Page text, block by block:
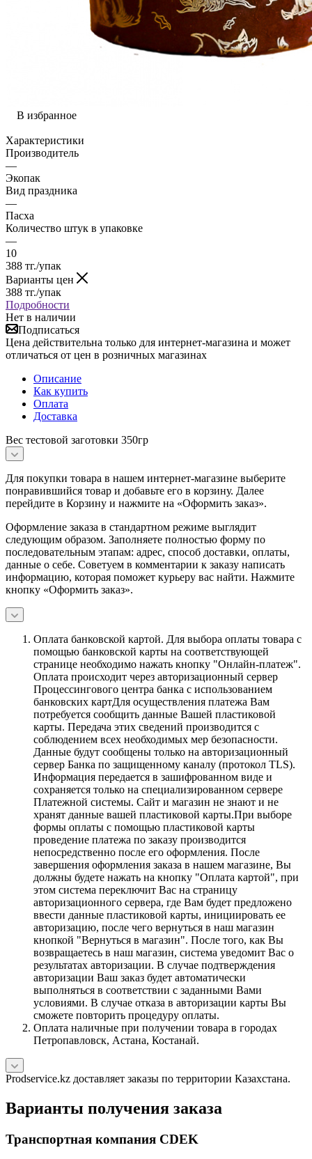
В избранное
Характеристики
Производитель
—
Экопак
Вид праздника
—
Пасха
Количество штук в упаковке
—
10
388 тг./упак
Варианты цен
388 тг./упак
Подробности
Нет в наличии
Подписаться
Цена действительна только для интернет-магазина и может
отличаться от цен в розничных магазинах
Описание
Как купить
Оплата
Доставка
Вес тестовой заготовки 350гр
Для покупки товара в нашем интернет-магазине выберите
понравившийся товар и добавьте его в корзину. Далее
перейдите в Корзину и нажмите на «Оформить заказ».
Оформление заказа в стандартном режиме выглядит
следующим образом. Заполняете полностью форму по
последовательным этапам: адрес, способ доставки, оплаты,
данные о себе. Советуем в комментарии к заказу написать
информацию, которая поможет курьеру вас найти. Нажмите
кнопку «Оформить заказ».
Оплата банковской картой. Для выбора оплаты товара с
помощью банковской карты на соответствующей
странице необходимо нажать кнопку "Онлайн-платеж".
Оплата происходит через авторизационный сервер
Процессингового центра банка с использованием
банковских картДля осуществления платежа Вам
потребуется сообщить данные Вашей пластиковой
карты. Передача этих сведений производится с
соблюдением всех необходимых мер безопасности.
Данные будут сообщены только на авторизационный
сервер Банка по защищенному каналу (протокол TLS).
Информация передается в зашифрованном виде и
сохраняется только на специализированном сервере
Платежной системы. Сайт и магазин не знают и не
хранят данные вашей пластиковой карты.При выборе
формы оплаты с помощью пластиковой карты
проведение платежа по заказу производится
непосредственно после его оформления. После
завершения оформления заказа в нашем магазине, Вы
должны будете нажать на кнопку "Оплата картой", при
этом система переключит Вас на страницу
авторизационного сервера, где Вам будет предложено
ввести данные пластиковой карты, инициировать ее
авторизацию, после чего вернуться в наш магазин
кнопкой "Вернуться в магазин". После того, как Вы
возвращаетесь в наш магазин, система уведомит Вас о
результатах авторизации. В случае подтверждения
авторизации Ваш заказ будет автоматически
выполняться в соответствии с заданными Вами
условиями. В случае отказа в авторизации карты Вы
сможете повторить процедуру оплаты.
Оплата наличные при получении товара в городах
Петропавловск, Астана, Костанай.
Prodservice.kz доставляет заказы по территории Казахстана.
Варианты получения заказа
Транспортная компания CDEK